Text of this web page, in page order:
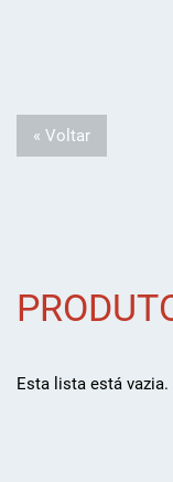
« Voltar
Esta lista está vazia.